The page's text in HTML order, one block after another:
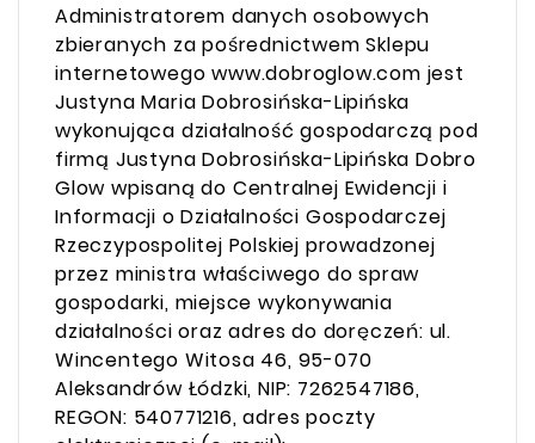
Administratorem danych osobowych
zbieranych za pośrednictwem Sklepu
internetowego www.dobroglow.com jest
Justyna Maria Dobrosińska-Lipińska
wykonująca działalność gospodarczą pod
firmą Justyna Dobrosińska-Lipińska Dobro
Glow wpisaną do Centralnej Ewidencji i
Informacji o Działalności Gospodarczej
Rzeczypospolitej Polskiej prowadzonej
przez ministra właściwego do spraw
gospodarki, miejsce wykonywania
działalności oraz adres do doręczeń: ul.
Wincentego Witosa 46, 95-070
Aleksandrów Łódzki, NIP: 7262547186,
REGON: 540771216, adres poczty